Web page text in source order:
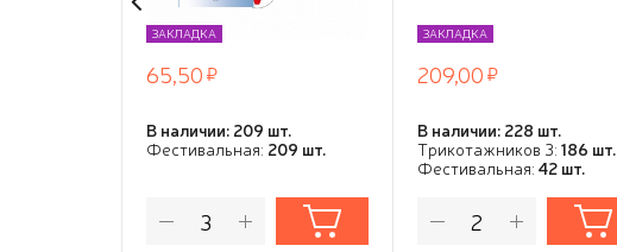
ЗАКЛАДКА
65,50
В наличии: 209 шт.
Фестивальная: 209 шт.
ЗАКЛАДКА
209,00
В наличии: 228 шт.
Трикотажников 3: 186 шт.
Фестивальная: 42 шт.